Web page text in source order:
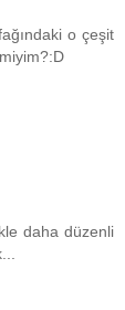
o çeşit
daha düzenli